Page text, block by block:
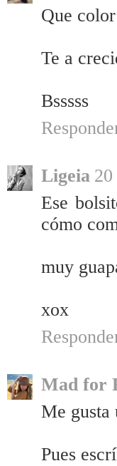
Que
Te a
Bsssss
Ligeia
Ese
cómo
muy
xox
Mad for
Me gusta
Pues